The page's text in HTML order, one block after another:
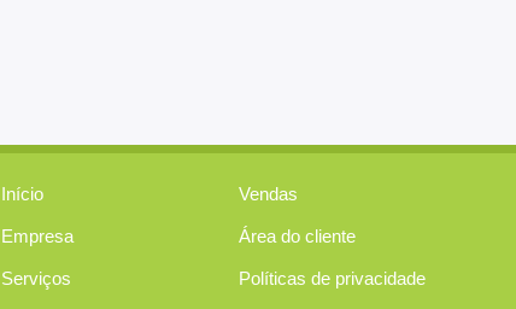
Início
Empresa
Serviços
Vendas
Área do cliente
Políticas de privacidade